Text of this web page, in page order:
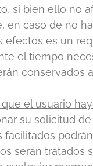
si bien ello no
en caso de no
efectos es un
el tiempo
conservados
el usuario
su solicitud
facilitados
serán tratados